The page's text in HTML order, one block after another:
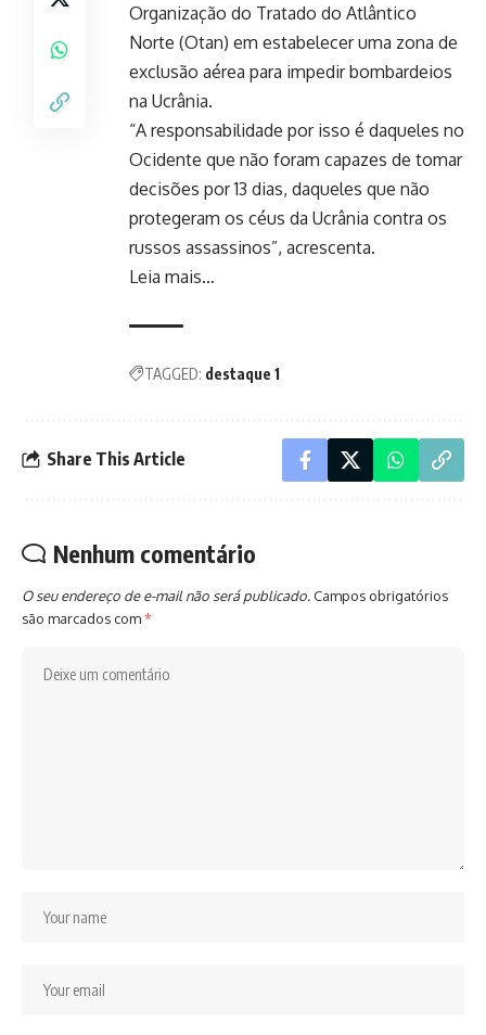
Organização do Tratado do Atlântico
Norte (Otan) em estabelecer uma zona de
exclusão aérea para impedir bombardeios
na Ucrânia.
“A responsabilidade por isso é daqueles no
Ocidente que não foram capazes de tomar
decisões por 13 dias, daqueles que não
protegeram os céus da Ucrânia contra os
russos assassinos”, acrescenta.
Leia mais…
TAGGED: destaque 1
Share This Article
Nenhum comentário
O seu endereço de e-mail não será publicado. Campos obrigatórios
são marcados com*